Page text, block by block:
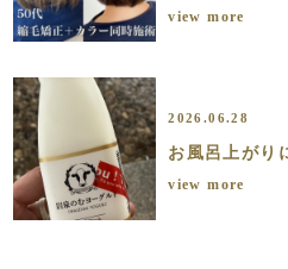
view more
2026.06.28
お風呂上がり
view more